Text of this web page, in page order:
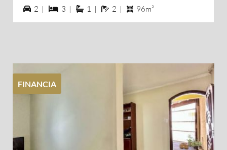
2 vagas na garagem
2 | 3 dormiórios
3 | 1 suítes
1 | 2 banheiros
2 | 96m²
FINANCIA